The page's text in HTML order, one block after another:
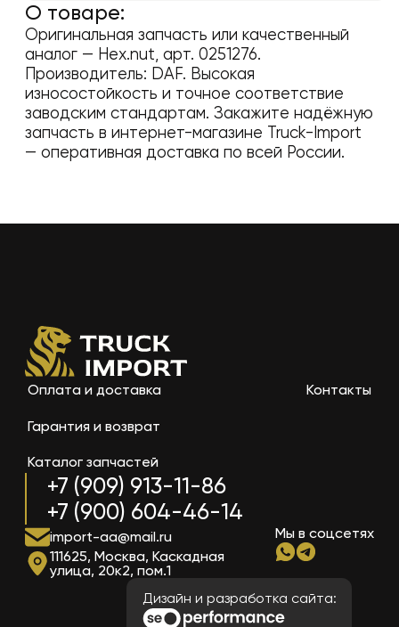
О товаре:
Оригинальная запчасть или качественный
аналог — Hex.nut, арт. 0251276.
Производитель: DAF. Высокая
износостойкость и точное соответствие
заводским стандартам. Закажите надёжную
запчасть в интернет-магазине Truck-Import
— оперативная доставка по всей России.
+7 (909) 913-11-86
+7 (900) 604-46-14
Оплата и доставка
Гарантия и возврат
Каталог запчастей
Контакты
import-aa@mail.ru
111625, Москва, Каскадная
улица, 20к2, пом.1
Мы в соцсетях
Дизайн и разработка сайта: